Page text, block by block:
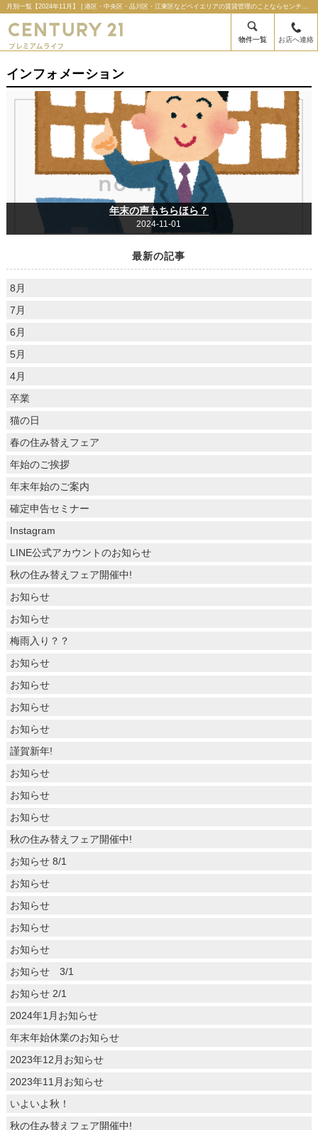
月別一覧【2024年11月】 | 港区・中央区・品川区・江東区などベイエリアの賃貸管理のことならセンチュリー21プレミアムライフの不動産のことならセンチュリー21プレミアムライフ
物件一覧 お店へ連絡
インフォメーション
年末の声もちらほら？
2024-11-01
最新の記事
8月
7月
6月
5月
4月
卒業
猫の日
春の住み替えフェア
年始のご挨拶
年末年始のご案内
確定申告セミナー
Instagram
LINE公式アカウントのお知らせ
秋の住み替えフェア開催中!
お知らせ
お知らせ
梅雨入り？？
お知らせ
お知らせ
お知らせ
お知らせ
謹賀新年!
お知らせ
お知らせ
お知らせ
秋の住み替えフェア開催中!
お知らせ 8/1
お知らせ
お知らせ
お知らせ
お知らせ
お知らせ 3/1
お知らせ 2/1
2024年1月お知らせ
年末年始休業のお知らせ
2023年12月お知らせ
2023年11月お知らせ
いよいよ秋！
秋の住み替えフェア開催中!